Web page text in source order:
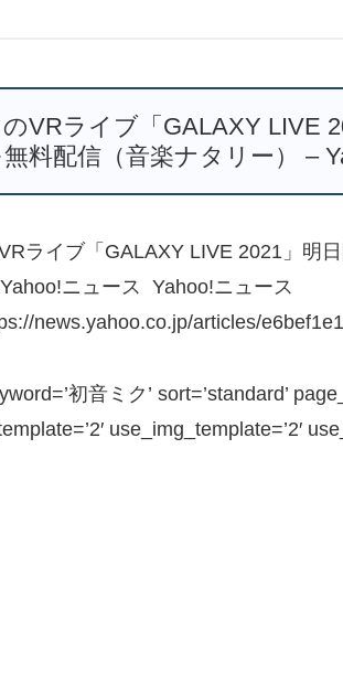
VRライブ「GALAXY LIVE
無料配信（音楽ナタリー） –
ライブ「GALAXY LIVE 2021」明
ニュース Yahoo!ニュース
news.yahoo.co.jp/articles/
初音ミク’ sort=’standard’
use_img_template=’2′